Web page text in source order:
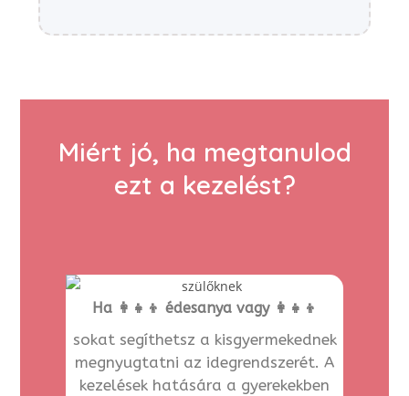
Miért jó, ha megtanulod
ezt a kezelést?
Ha 👩‍👧‍👦 édesanya vagy 👩‍👧‍👦
sokat segíthetsz a kisgyermekednek
megnyugtatni az idegrendszerét. A
kezelések hatására a gyerekekben